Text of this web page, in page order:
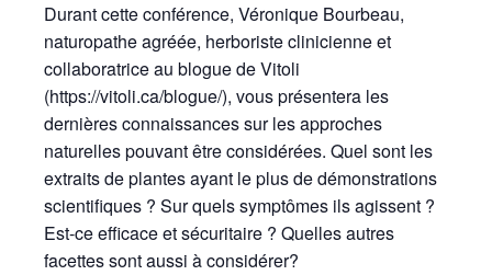
Durant cette conférence, Véronique Bourbeau,
naturopathe agréée, herboriste clinicienne et
collaboratrice au blogue de Vitoli
(https://vitoli.ca/blogue/), vous présentera les
dernières connaissances sur les approches
naturelles pouvant être considérées. Quel sont les
extraits de plantes ayant le plus de démonstrations
scientifiques ? Sur quels symptômes ils agissent ?
Est-ce efficace et sécuritaire ? Quelles autres
facettes sont aussi à considérer?